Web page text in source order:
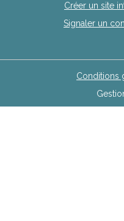
Créer un site
Signaler un
Conditions